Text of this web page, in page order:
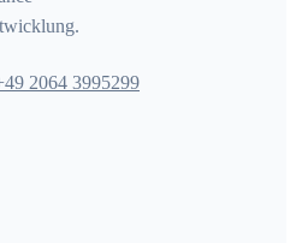
2064 3995299